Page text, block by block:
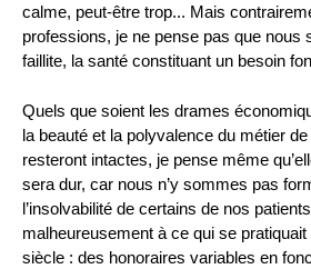
calme, peut-être trop... Mais
professions, je ne pense pas que nous
faillite, la santé constituant un besoin
Quels que soient les drames
la beauté et la polyvalence du métier
resteront intactes, je pense même
sera dur, car nous n’y sommes pas
l’insolvabilité de certains de nos
malheureusement à ce qui se
siècle : des honoraires variables en